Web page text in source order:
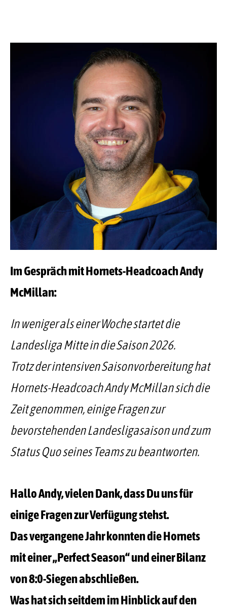
Im Gespräch mit Hornets-Headcoach Andy
McMillan:
In weniger als einer Woche startet die
Landesliga Mitte in die Saison 2026.
Trotz der intensiven Saisonvorbereitung hat
Hornets-Headcoach Andy McMillan sich die
Zeit genommen, einige Fragen zur
bevorstehenden Landesligasaison und zum
Status Quo seines Teams zu beantworten.
Hallo Andy, vielen Dank, dass Du uns für
einige Fragen zur Verfügung stehst.
Das vergangene Jahr konnten die Hornets
mit einer „Perfect Season“ und einer Bilanz
von 8:0-Siegen abschließen.
Was hat sich seitdem im Hinblick auf den